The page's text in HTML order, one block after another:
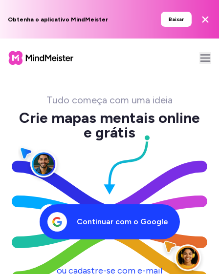
Obtenha o aplicativo MindMeister Baixar
Tudo começa com uma ideia
Crie mapas mentais online
e grátis
Continuar com o Google
ou cadastre-se com e-mail